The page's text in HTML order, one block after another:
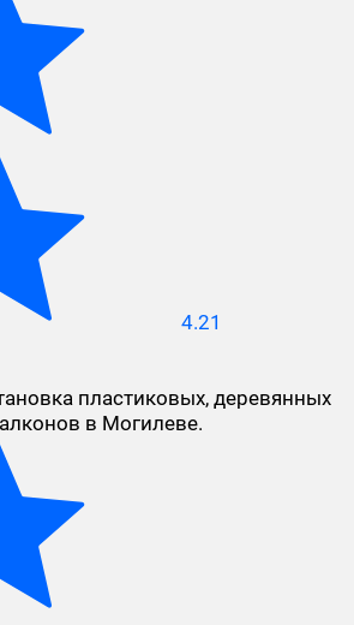
4.21
пластиковых, деревянных
в Могилеве.